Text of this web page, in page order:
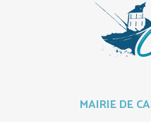
MAIRIE DE